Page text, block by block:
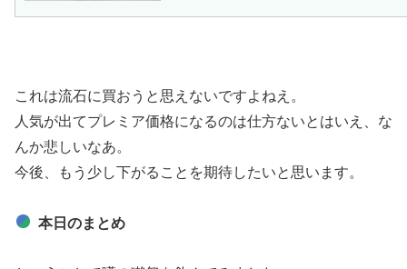
これは流石に買おうと思えないですよねえ。
人気が出てプレミア価格になるのは仕方ないとはいえ、な
んか悲しいなあ。
今後、もう少し下がることを期待したいと思います。
本日のまとめ